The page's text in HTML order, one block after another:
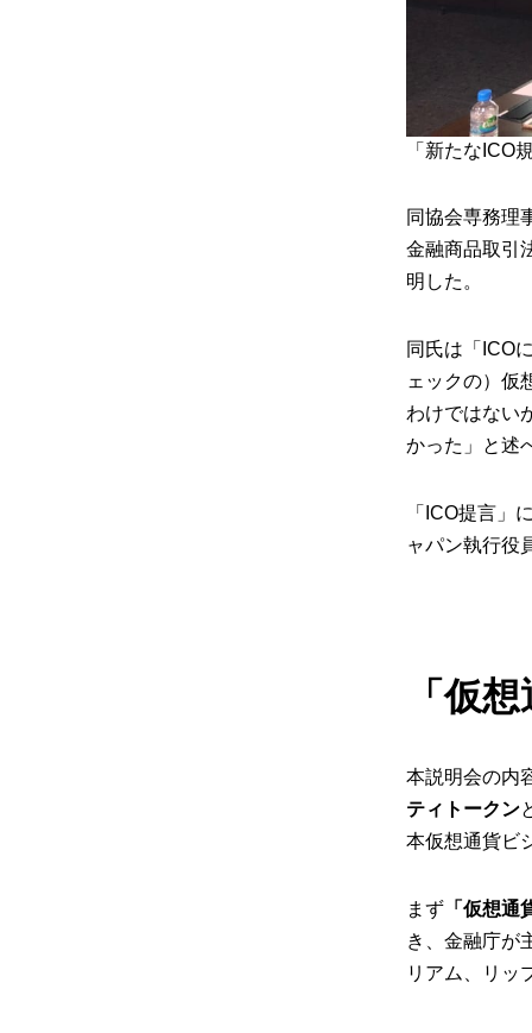
「新たなICO
同協会専務理
金融商品取引
明した。
同氏は「ICO
ェックの）仮
わけではない
かった」と述
「ICO提言」
ャパン執行役
「仮
本説明会の内
ティトークン
本仮想通貨ビ
まず 「仮想通
き、金融庁が
リアム、リッ